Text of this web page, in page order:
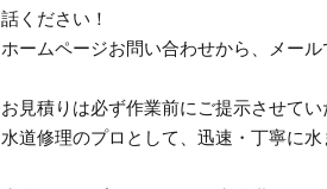
話ください！
ホームページお問い合わせから、メール
お見積りは必ず作業前にご提示させて
水道修理のプロとして、迅速・丁寧に